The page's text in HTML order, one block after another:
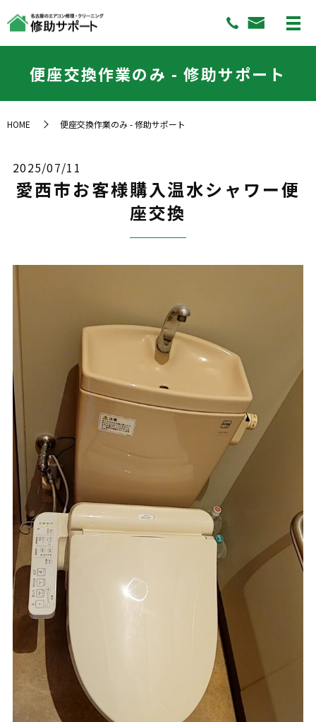
便座交換作業のみ - 修助サポート
HOME 便座交換作業のみ - 修助サポート
2025/07/11
愛西市お客様購入温水シャワー便
座交換